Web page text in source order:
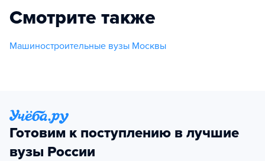
Смотрите также
Машиностроительные вузы Москвы
Готовим к поступлению в лучшие
вузы России